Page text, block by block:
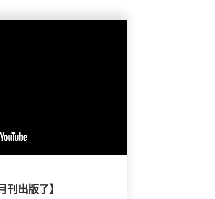
刊出版了】